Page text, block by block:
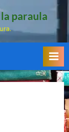
paraula